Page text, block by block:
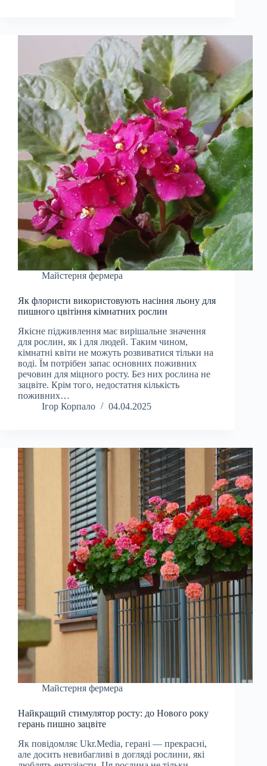
Майстерня фермера
Як флористи використовують насіння льону для
пишного цвітіння кімнатних рослин
Якісне підживлення має вирішальне значення
для рослин, як і для людей. Таким чином,
кімнатні квіти не можуть розвиватися тільки на
воді. Їм потрібен запас основних поживних
речовин для міцного росту. Без них рослина не
зацвіте. Крім того, недостатня кількість
поживних…
Ігор Корпало
04.04.2025
Майстерня фермера
Найкращий стимулятор росту: до Нового року
герань пишно зацвіте
Як повідомляє Ukr.Media, герані — прекрасні,
але досить невибагливі в догляді рослини, які